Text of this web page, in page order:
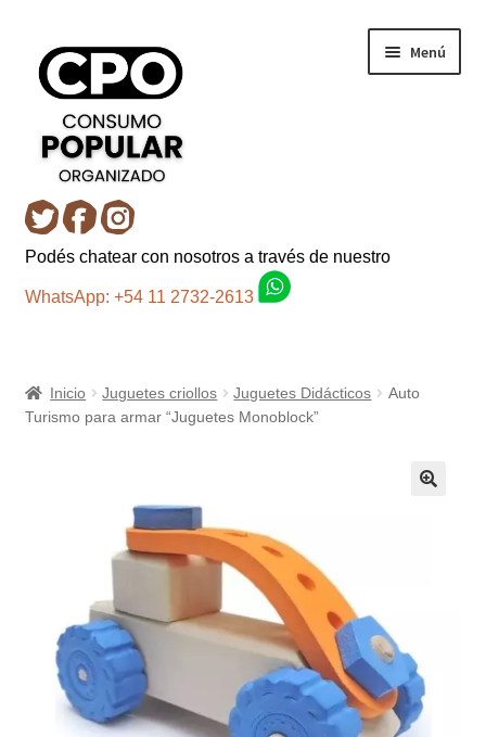
navegación
contenido
Menú
Inicio
Carro
Fondo AC
Preguntas Frecuentes
Receso de verano
Retirando en Roca Negra
Podés chatear con nosotros a través de nuestro
WhatsApp: +54 11 2732-2613
Inicio Juguetes criollos Juguetes Didácticos
Auto
Turismo para armar “Juguetes Monoblock”